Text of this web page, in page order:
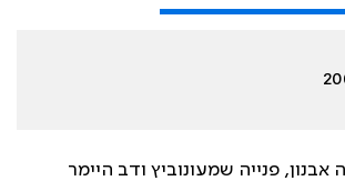
אבנון, פנייה שמעונוביץ ודב היימר